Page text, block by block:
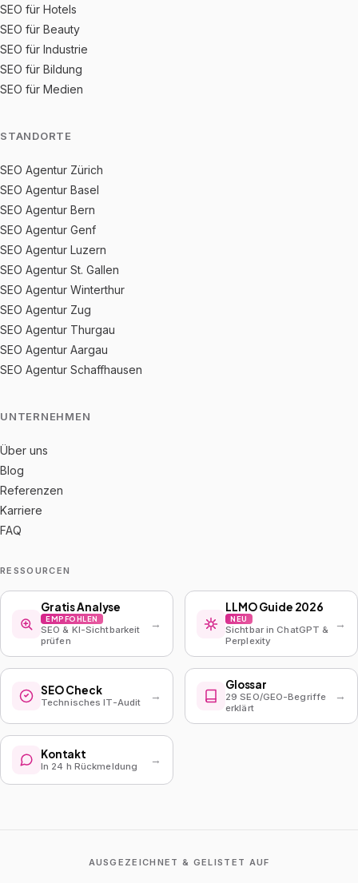
SEO für Hotels
SEO für Beauty
SEO für Industrie
SEO für Bildung
SEO für Medien
STANDORTE
SEO Agentur Zürich
SEO Agentur Basel
SEO Agentur Bern
SEO Agentur Genf
SEO Agentur Luzern
SEO Agentur St. Gallen
SEO Agentur Winterthur
SEO Agentur Zug
SEO Agentur Thurgau
SEO Agentur Aargau
SEO Agentur Schaffhausen
UNTERNEHMEN
Über uns
Blog
Referenzen
Karriere
FAQ
RESSOURCEN
Gratis Analyse
EMPFOHLEN
SEO & KI-Sichtbarkeit
prüfen
→
LLMO Guide 2026
NEU
Sichtbar in ChatGPT &
Perplexity
→
SEO Check
Technisches IT-Audit →
Glossar
29 SEO/GEO-Begriffe
erklärt
→
Kontakt
In 24 h Rückmeldung →
AUSGEZEICHNET & GELISTET AUF